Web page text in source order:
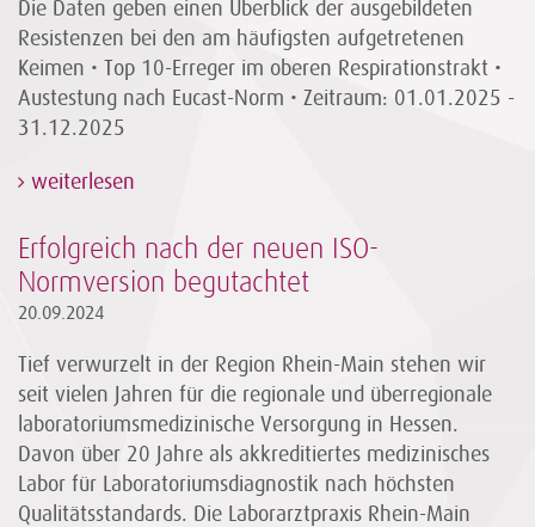
Die Daten geben einen Überblick der ausgebildeten
Resistenzen bei den am häufigsten aufgetretenen
Keimen • Top 10-Erreger im oberen Respirationstrakt •
Austestung nach Eucast-Norm • Zeitraum: 01.01.2025 -
31.12.2025
weiterlesen
Erfolgreich nach der neuen ISO-
Normversion begutachtet
20.09.2024
Tief verwurzelt in der Region Rhein-Main stehen wir
seit vielen Jahren für die regionale und überregionale
laboratoriumsmedizinische Versorgung in Hessen.
Davon über 20 Jahre als akkreditiertes medizinisches
Labor für Laboratoriumsdiagnostik nach höchsten
Qualitätsstandards. Die Laborarztpraxis Rhein-Main